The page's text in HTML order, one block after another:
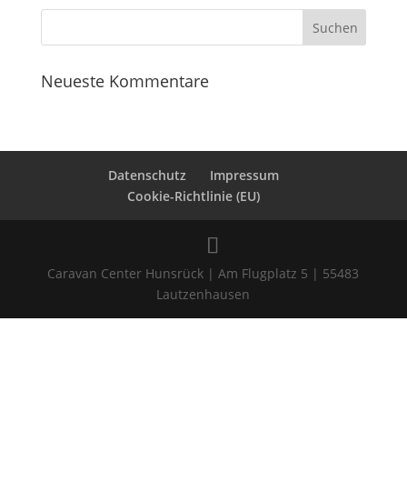
Neueste Kommentare
Datenschutz
Impressum
Cookie-Richtlinie (EU)
Caravan Center Hunsrück | Am Flugplatz 5 | 55483
Lautzenhausen